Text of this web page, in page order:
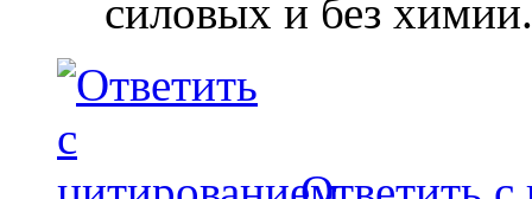
силовых и без химии.